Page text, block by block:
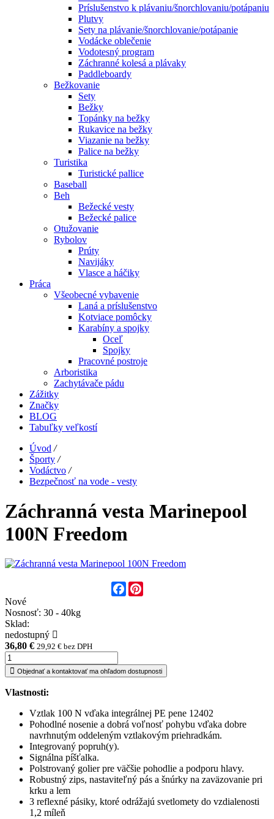
Príslušenstvo k plávaniu/šnorchlovaniu/potápaniu
Plutvy
Sety na plávanie/šnorchlovanie/potápanie
Vodácke oblečenie
Vodotesný program
Záchranné kolesá a plávaky
Paddleboardy
Bežkovanie
Sety
Bežky
Topánky na bežky
Rukavice na bežky
Viazanie na bežky
Palice na bežky
Turistika
Turistické pallice
Baseball
Beh
Bežecké vesty
Bežecké palice
Otužovanie
Rybolov
Prúty
Navijáky
Vlasce a háčiky
Práca
Všeobecné vybavenie
Laná a príslušenstvo
Kotviace pomôcky
Karabíny a spojky
Oceľ
Spojky
Pracovné postroje
Arboristika
Zachytávače pádu
Zážitky
Značky
BLOG
Tabuľky veľkostí
Úvod /
Športy /
Vodáctvo /
Bezpečnosť na vode - vesty
Záchranná vesta Marinepool
100N Freedom
Facebook
Nové
Nosnosť: 30 - 40kg
Sklad:
nedostupný
36,80 € 29,92 € bez DPH
Objednať a kontaktovať ma ohľadom dostupnosti
Vlastnosti:
Vztlak 100 N vďaka integrálnej PE pene 12402
Pohodlné nosenie a dobrá voľnosť pohybu vďaka dobre
navrhnutým oddeleným vztlakovým priehradkám.
Integrovaný popruh(y).
Signálna píšťalka.
Polstrovaný golier pre väčšie pohodlie a podporu hlavy.
Robustný zips, nastaviteľný pás a šnúrky na zaväzovanie pri
krku a lem
3 reflexné pásiky, ktoré odrážajú svetlomety do vzdialenosti
1,2 míleň